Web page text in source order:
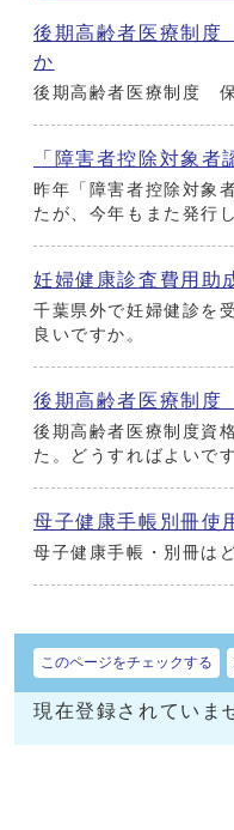
後期高齢者医療制
か
後期高齢者医療制度 保
「障害者控除対象
昨年「障害者控除対象
たが、今年もまた発行
妊婦健康診査費用助
千葉県外で妊婦健診を
良いですか。
後期高齢者医療制
後期高齢者医療制度資
た。どうすればよいで
母子健康手帳別冊使
母子健康手帳・別冊は
このページをチェックする
現在登録されていま